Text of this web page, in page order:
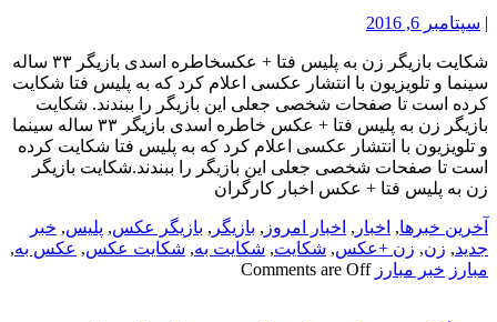
| سپتامبر 6, 2016
شکایت بازیگر زن به پلیس فتا + عکسخاطره اسدی بازیگر ۳۳ ساله
سینما و تلویزیون با انتشار عکسی اعلام کرد که به پلیس فتا شکایت
کرده است تا صفحات شخصی جعلی این بازیگر را ببندند. شکایت
بازیگر زن به پلیس فتا + عکس خاطره اسدی بازیگر ۳۳ ساله سینما
و تلویزیون با انتشار عکسی اعلام کرد که به پلیس فتا شکایت کرده
است تا صفحات شخصی جعلی این بازیگر را ببندند.شکایت بازیگر
زن به پلیس فتا + عکس اخبار کارگران
آخرین خبرها, اخبار , اخبار امروز , بازیگر , بازیگر عکس, پلیس, خبر
جدید, زن, زن +عکس, شکایت, شکایت به, شکایت عکس, عکس به,
مبارز خبر مبارز Comments are Off